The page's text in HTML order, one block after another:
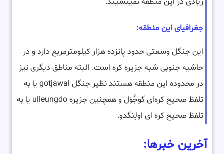
جغرافیای این منطقه:
این جنگل وسعتی حدود پانزده هزار کیلومترمربع دارد و در
حاشیه جنوبی شبه جزیره کره است. البته مناطق دیگری نیز
در محدوده این منطقه هستند نظیر جنگل gotjawal یا به
تلفظ صحیح کره‌ای گوجَّوَل و همچنین جزیره ulleungdo یا به
تلفظ صحیح کره ای اولِنگدو.
آخرین خبرها: